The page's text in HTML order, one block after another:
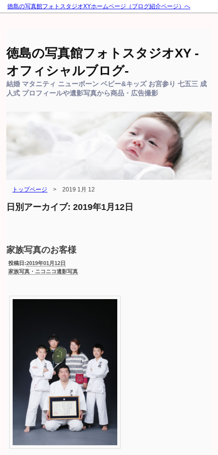
徳島の写真館フォトスタジオXYホームページ（ブログ紹介ページ）へ
徳島の写真館フォトスタジオXY -
オフィシャルブログ-
結婚 マタニティ ニューボーン ベビー&キッズ お宮参り 七五三 成
人式 プロフィールや遺影写真から商品・広告撮影
トップページ > 2019 1月 12
日別アーカイブ:2019年1月12日
家族写真のお客様
投稿日:2019年01月12日
家族写真・ニコニコ遺影写真